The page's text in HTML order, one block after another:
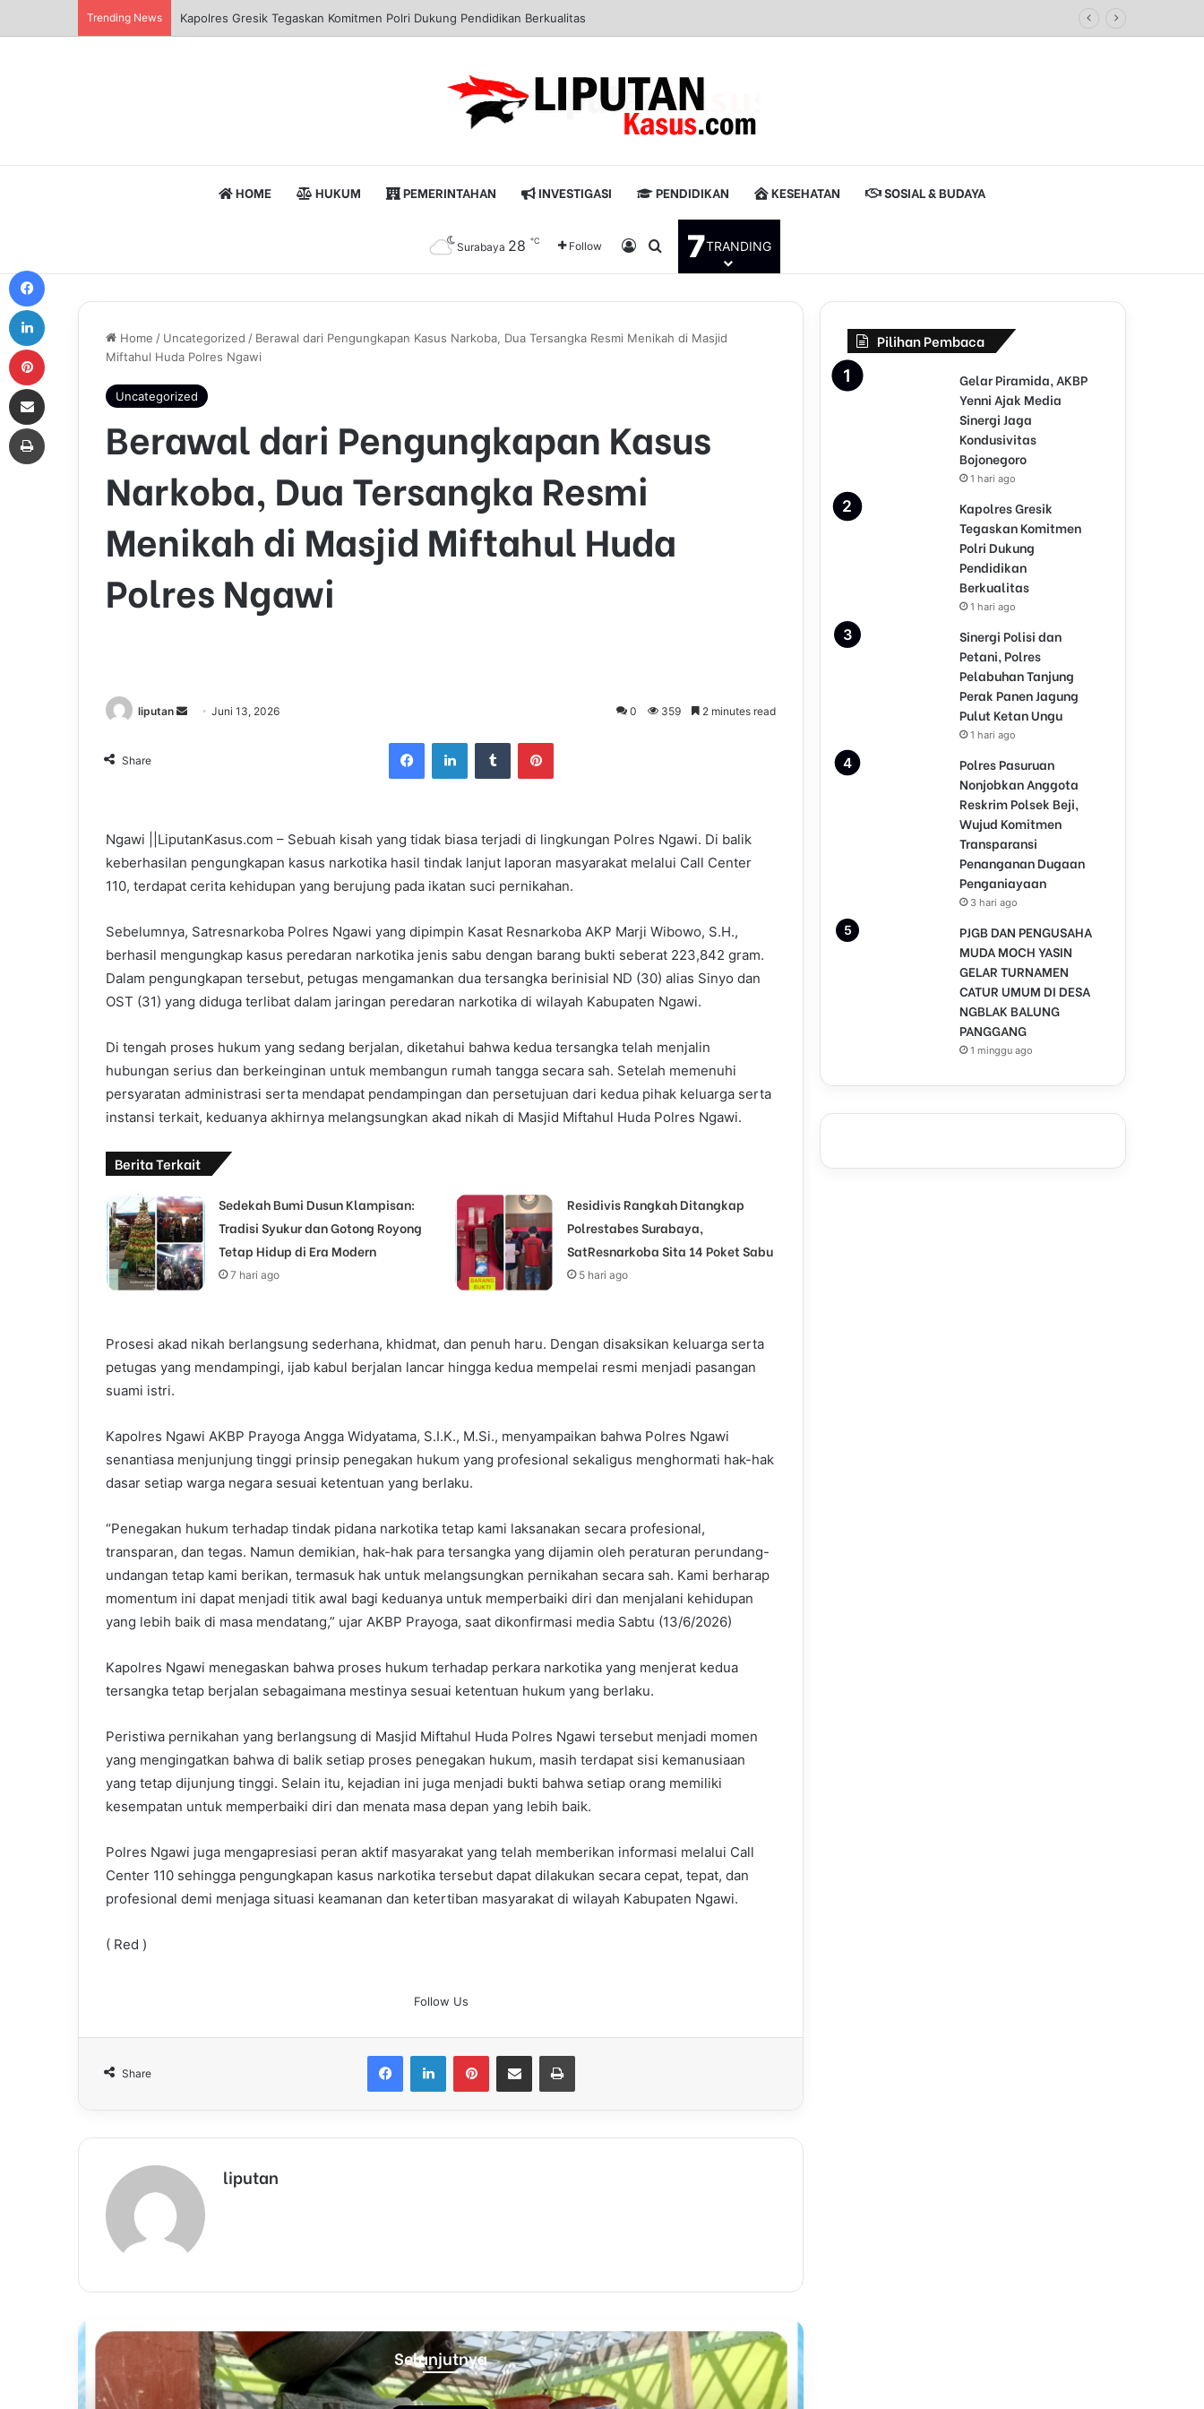
Trending News Sinergi Polisi dan Petani, Polres Pelabuhan Tanjung Perak Panen Jagung Pulut Ketan Ungu
HOME HUKUM PEMERINTAHAN INVESTIGASI PENDIDIKAN KESEHATAN SOSIAL & BUDAYA
Surabaya 28 ℃ Follow Log InPencarian untuk
7TRANDING
Home / Uncategorized / Berawal dari Pengungkapan Kasus Narkoba, Dua Tersangka Resmi Menikah di Masjid
Miftahul Huda Polres Ngawi
Uncategorized
Berawal dari Pengungkapan Kasus
Narkoba, Dua Tersangka Resmi
Menikah di Masjid Miftahul Huda
Polres Ngawi
liputan
e
m
a
Juni 13, 2026 0 359 2 minutes read
Share
Ngawi ||LiputanKasus.com – Sebuah kisah yang tidak biasa terjadi di lingkungan Polres Ngawi. Di balik
keberhasilan pengungkapan kasus narkotika hasil tindak lanjut laporan masyarakat melalui Call Center
110, terdapat cerita kehidupan yang berujung pada ikatan suci pernikahan.
Sebelumnya, Satresnarkoba Polres Ngawi yang dipimpin Kasat Resnarkoba AKP Marji Wibowo, S.H.,
berhasil mengungkap kasus peredaran narkotika jenis sabu dengan barang bukti seberat 223,842 gram.
Dalam pengungkapan tersebut, petugas mengamankan dua tersangka berinisial ND (30) alias Sinyo dan
OST (31) yang diduga terlibat dalam jaringan peredaran narkotika di wilayah Kabupaten Ngawi.
Di tengah proses hukum yang sedang berjalan, diketahui bahwa kedua tersangka telah menjalin
hubungan serius dan berkeinginan untuk membangun rumah tangga secara sah. Setelah memenuhi
persyaratan administrasi serta mendapat pendampingan dan persetujuan dari kedua pihak keluarga serta
instansi terkait, keduanya akhirnya melangsungkan akad nikah di Masjid Miftahul Huda Polres Ngawi.
Berita Terkait
Sedekah Bumi Dusun Klampisan:
Tradisi Syukur dan Gotong Royong
Tetap Hidup di Era Modern
7 hari ago
Residivis Rangkah Ditangkap
Polrestabes Surabaya,
SatResnarkoba Sita 14 Poket Sabu
5 hari ago
Prosesi akad nikah berlangsung sederhana, khidmat, dan penuh haru. Dengan disaksikan keluarga serta
petugas yang mendampingi, ijab kabul berjalan lancar hingga kedua mempelai resmi menjadi pasangan
suami istri.
Kapolres Ngawi AKBP Prayoga Angga Widyatama, S.I.K., M.Si., menyampaikan bahwa Polres Ngawi
senantiasa menjunjung tinggi prinsip penegakan hukum yang profesional sekaligus menghormati hak-hak
dasar setiap warga negara sesuai ketentuan yang berlaku.
“Penegakan hukum terhadap tindak pidana narkotika tetap kami laksanakan secara profesional,
transparan, dan tegas. Namun demikian, hak-hak para tersangka yang dijamin oleh peraturan perundang-
undangan tetap kami berikan, termasuk hak untuk melangsungkan pernikahan secara sah. Kami berharap
momentum ini dapat menjadi titik awal bagi keduanya untuk memperbaiki diri dan menjalani kehidupan
yang lebih baik di masa mendatang,” ujar AKBP Prayoga, saat dikonfirmasi media Sabtu (13/6/2026)
Kapolres Ngawi menegaskan bahwa proses hukum terhadap perkara narkotika yang menjerat kedua
tersangka tetap berjalan sebagaimana mestinya sesuai ketentuan hukum yang berlaku.
Peristiwa pernikahan yang berlangsung di Masjid Miftahul Huda Polres Ngawi tersebut menjadi momen
yang mengingatkan bahwa di balik setiap proses penegakan hukum, masih terdapat sisi kemanusiaan
yang tetap dijunjung tinggi. Selain itu, kejadian ini juga menjadi bukti bahwa setiap orang memiliki
kesempatan untuk memperbaiki diri dan menata masa depan yang lebih baik.
Polres Ngawi juga mengapresiasi peran aktif masyarakat yang telah memberikan informasi melalui Call
Center 110 sehingga pengungkapan kasus narkotika tersebut dapat dilakukan secara cepat, tepat, dan
profesional demi menjaga situasi keamanan dan ketertiban masyarakat di wilayah Kabupaten Ngawi.
( Red )
Follow Us
Share
liputan
Selanjutnya
Pilihan Pembaca
Gelar Piramida, AKBP
Yenni Ajak Media
Sinergi Jaga
Kondusivitas
Bojonegoro
1 hari ago
Kapolres Gresik
Tegaskan Komitmen
Polri Dukung
Pendidikan
Berkualitas
1 hari ago
Sinergi Polisi dan
Petani, Polres
Pelabuhan Tanjung
Perak Panen Jagung
Pulut Ketan Ungu
1 hari ago
Polres Pasuruan
Nonjobkan Anggota
Reskrim Polsek Beji,
Wujud Komitmen
Transparansi
Penanganan Dugaan
Penganiayaan
3 hari ago
PJGB DAN PENGUSAHA
MUDA MOCH YASIN
GELAR TURNAMEN
CATUR UMUM DI DESA
NGBLAK BALUNG
PANGGANG
1 minggu ago
Facebook
LinkedIn